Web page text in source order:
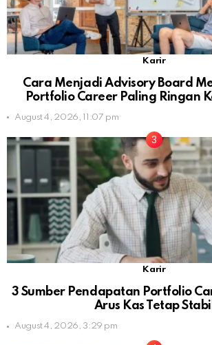
Karir
Cara Menjadi Advisory Board
Portfolio Career Paling Ringan
August 4, 2026, 11:07 pm
Karir
3 Sumber Pendapatan Portfolio
Arus Kas Tetap Stabil
August 4, 2026, 3:29 pm